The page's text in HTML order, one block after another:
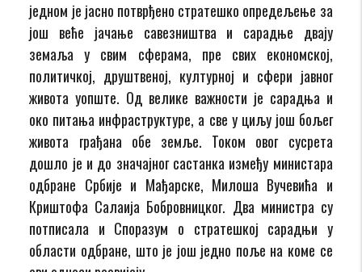
једном је јасно потврђено стратешко опредељење за
још веће јачање савезништва и сарадње двају
земаља у свим сферама, пре свих економској,
политичкој, друштвеној, културној и сфери јавног
живота уопште. Од велике важности је сарадња и
око питања инфраструктуре, а све у циљу још бољег
живота грађана обе земље. Током овог сусрета
дошло је и до значајног састанка између министара
одбране Србије и Мађарске, Милоша Вучевића и
Криштофа Салаија Бобровницког. Два министра су
потписала и Споразум о стратешкој сарадњи у
области одбране, што је још једно поље на коме се